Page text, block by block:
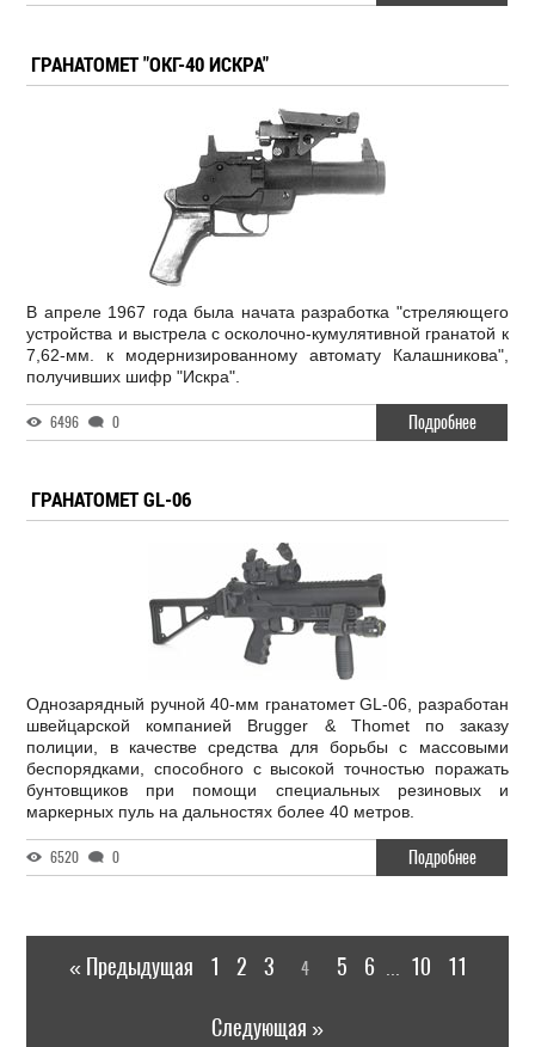
ГРАНАТОМЕТ "ОКГ-40 ИСКРА"
В апреле 1967 года была начата разработка "стреляющего
устройства и выстрела с осколочно-кумулятивной гранатой к
7,62-мм. к модернизированному автомату Калашникова",
получивших шифр "Искра".
6496 0 Подробнее
ГРАНАТОМЕТ GL-06
Однозарядный ручной 40-мм гранатомет GL-06, разработан
швейцарской компанией Brugger & Thomet по заказу
полиции, в качестве средства для борьбы с массовыми
беспорядками, способного с высокой точностью поражать
бунтовщиков при помощи специальных резиновых и
маркерных пуль на дальностях более 40 метров.
6520 0 Подробнее
« Предыдущая 1 2 3 4 5 6 10 11
Следующая »